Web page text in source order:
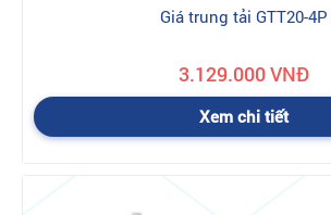
Khi mua giá tài liệu Hoà Phátbạn
hãng được gắn trực tiếp trên sản phẩm.
- Sản phẩm đi kèm với hướng dẫn lắp đặt, sử
- Phiếu bảo hành
Ưu đãi lớn khi mua giá tài
chính hãng
Giá trung tải GTT20-4P
3.129.000 VNĐ
Xem chi tiết